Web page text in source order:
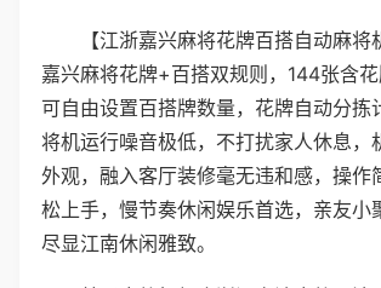
【江浙嘉兴麻将花牌百搭自动麻将
嘉兴麻将花牌+百搭双规则，144张含花
可自由设置百搭牌数量，花牌自动分拣
将机运行噪音极低，不打扰家人休息，
外观，融入客厅装修毫无违和感，操作
松上手，慢节奏休闲娱乐首选，亲友小
尽显江南休闲雅致。